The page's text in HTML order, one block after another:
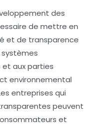
des
de mettre en
et de transparence
systèmes
aux parties
environnemental
entreprises qui
peuvent
et